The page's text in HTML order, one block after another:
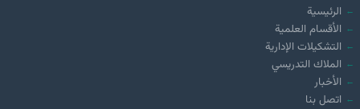
الرئيسية
الأقسام العلمية
التشكيلات الإدارية
الملاك التدريسي
الأخبار
اتصل بنا